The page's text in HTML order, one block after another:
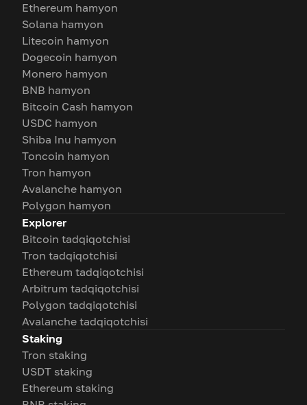
Ethereum hamyon
Solana hamyon
Litecoin hamyon
Dogecoin hamyon
Monero hamyon
BNB hamyon
Bitcoin Cash hamyon
USDC hamyon
Shiba Inu hamyon
Toncoin hamyon
Tron hamyon
Avalanche hamyon
Polygon hamyon
Explorer
Bitcoin tadqiqotchisi
Tron tadqiqotchisi
Ethereum tadqiqotchisi
Arbitrum tadqiqotchisi
Polygon tadqiqotchisi
Avalanche tadqiqotchisi
Staking
Tron staking
USDT staking
Ethereum staking